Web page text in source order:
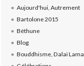
Aujourd'hui, Autrement
Bartolone 2015
Béthune
Blog
Bouddhisme, Dalaï Lama